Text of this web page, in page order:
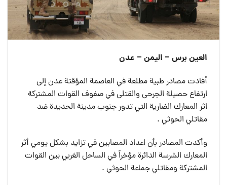
العين برس – اليمن – عدن
أفادت مصادر طبية مطلعة في العاصمة المؤقتة عدن إلى
ارتفاع حصيلة الجرحى والقتلى في صفوف القوات المشتركة
اثر المعارك الضارية التي تدور جنوب مدينة الحديدة ضد
مقاتلي الحوثي .
وأكدت المصادر بأن اعداد المصابين في تزايد بشكل يومي أثر
المعارك الشرسة الدائرة مؤخراً في الساحل الغربي بين القوات
المشتركة ومقاتلي جماعة الحوثي .